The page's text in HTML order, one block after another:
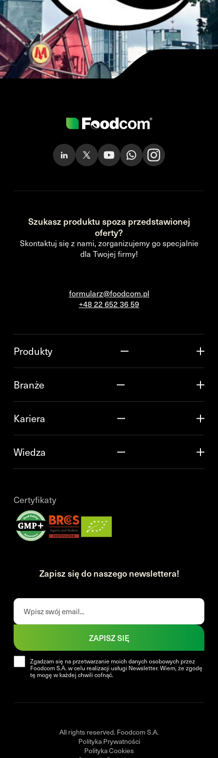
Szukasz produktu spoza przedstawionej
oferty?
Skontaktuj się z nami, zorganizujemy go specjalnie
dla Twojej firmy!
formularz@foodcom.pl
+48 22 652 36 59
Produkty
Branże
Kariera
Wiedza
Certyfikaty
Zapisz się do naszego newslettera!
Zgadzam się na przetwarzanie moich danych osobowych przez
Foodcom S.A. w celu realizacji usługi Newsletter. Wiem, że zgodę
tę mogę w każdej chwili cofnąć.
ZAPISZ SIĘ
All rights reserved. Foodcom S.A.
Polityka Prywatności
Polityka Cookies